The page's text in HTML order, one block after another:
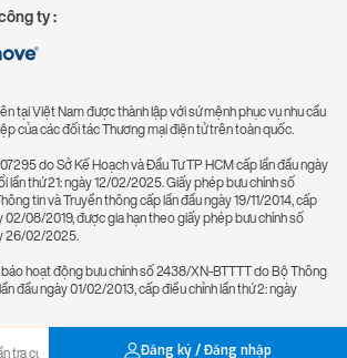
ty :
tại Việt Nam được thành lập với sứ mệnh phục vụ nhu cầu
của các đối tác Thương mại điện tử trên toàn quốc.
do Sở Kế Hoạch và Đầu Tư TP HCM cấp lần đầu ngày
lần thứ 21: ngày 12/02/2025. Giấy phép bưu chính số
tin và Truyền thông cấp lần đầu ngày 19/11/2014, cấp
02/08/2019, được gia hạn theo giấy phép bưu chính số
26/02/2025.
báo hoạt động bưu chính số 2438/XN-BTTTT do Bộ Thông
đầu ngày 01/02/2013, cấp điều chỉnh lần thứ 2: ngày
Đăng ký / Đăng nhập